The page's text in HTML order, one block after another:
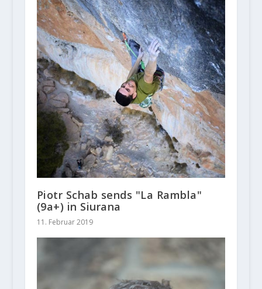
Piotr Schab sends "La Rambla"
(9a+) in Siurana
11. Februar 2019